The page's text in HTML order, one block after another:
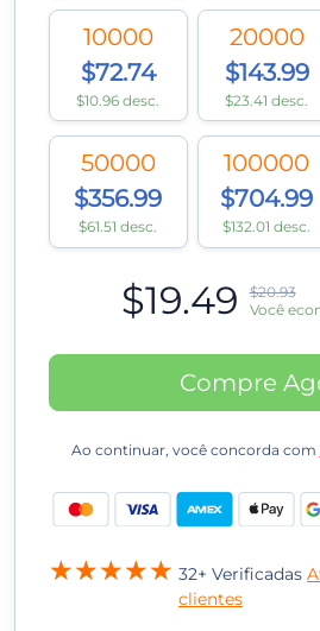
10000
$72.74
$10.96 desc.
20000
$143.99
$23.41 desc.
50000
$356.99
$61.51 desc.
100000
$704.99
$132.01 desc.
$19.49
$20.93
Você
Compre
Ao continuar, você concorda com
32+ Verificadas
clientes